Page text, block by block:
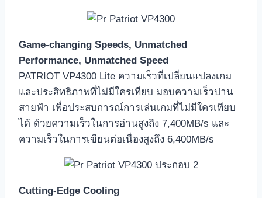
Game-changing Speeds, Unmatched
Performance, Unmatched Speed
PATRIOT VP4300 Lite ความเร็วที่เปลี่ยนแปลงเกม
และประสิทธิภาพที่ไม่มีใครเทียบ มอบความเร็วปาน
สายฟ้า เพื่อประสบการณ์การเล่นเกมที่ไม่มีใครเทียบ
ได้ ด้วยความเร็วในการอ่านสูงถึง 7,400MB/s และ
ความเร็วในการเขียนต่อเนื่องสูงถึง 6,400MB/s
Cutting-Edge Cooling